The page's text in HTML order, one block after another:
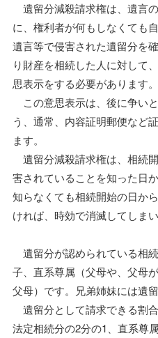
遺留分減殺請求権は、遺言
に、権利者が何もしなくても
遺言等で侵害された遺留分を
り財産を相続した人に対して
思表示をする必要があります。
この意思表示は、後に争い
う、通常、内容証明郵便など
ます。
遺留分減殺請求権は、相続
害されていることを知った日
知らなくても相続開始の日か
ければ、時効で消滅してしま
遺留分が認められている相
子、直系尊属（父母や、父母
父母）です。兄弟姉妹には遺
遺留分として請求できる割
法定相続分の2分の1、直系尊